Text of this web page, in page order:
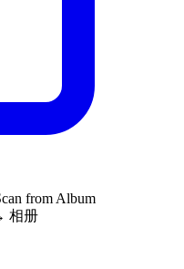
from Album
相册